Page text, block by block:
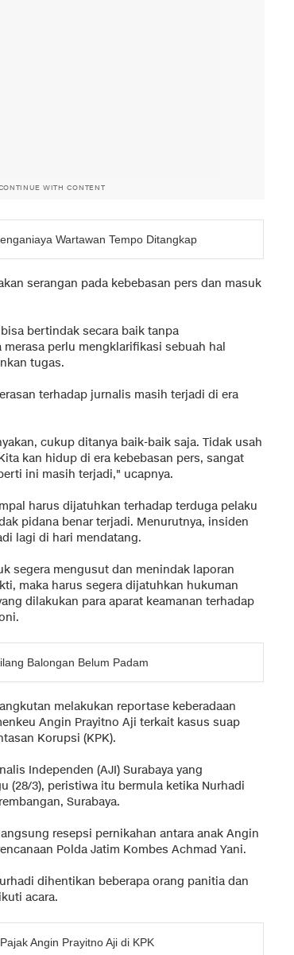
WITH CONTENT
Wartawan Tempo Ditangkap
serangan pada kebebasan pers dan masuk
bertindak secara baik tanpa
perlu mengklarifikasi sebuah hal
tugas.
terhadap jurnalis masih terjadi di era
cukup ditanya baik-baik saja. Tidak usah
kan hidup di era kebebasan pers, sangat
ini masih terjadi," ucapnya.
harus dijatuhkan terhadap terduga pelaku
pidana benar terjadi. Menurutnya, insiden
lagi di hari mendatang.
segera mengusut dan menindak laporan
maka harus segera dijatuhkan hukuman
dilakukan para aparat keamanan terhadap
Balongan Belum Padam
melakukan reportase keberadaan
Angin Prayitno Aji terkait kasus suap
Korupsi (KPK).
Independen (AJI) Surabaya yang
(28/3), peristiwa itu bermula ketika Nurhadi
Surabaya.
resepsi pernikahan antara anak Angin
Polda Jatim Kombes Achmad Yani.
dihentikan beberapa orang panitia dan
acara.
Angin Prayitno Aji di KPK